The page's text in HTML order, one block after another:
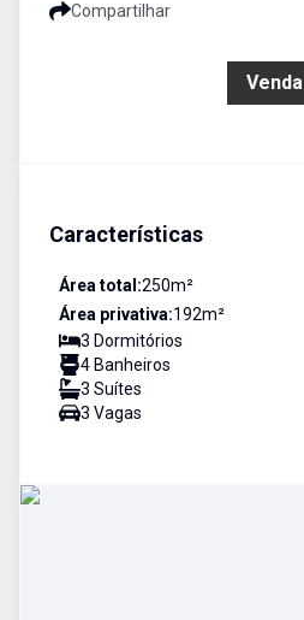
Compartilhar
Venda
Características
Área total:250m²
Área privativa:192m²
3 Dormitórios
4 Banheiros
3 Suítes
3 Vagas